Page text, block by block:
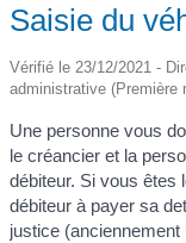
Saisie du
Vérifié le 23/12/2021 -
administrative (Première
Une personne vous
le créancier et la
débiteur. Si vous êtes
débiteur à payer sa
justice